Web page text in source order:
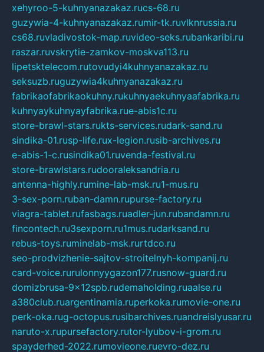
xehyroo-5-kuhnyanazakaz.rucs-68.ru
guzywia-4-kuhnyanazakaz.rumir-tk.ruvlknrussia.ru
cs68.ruvladivostok-map.ruvideo-seks.rubankaribi.ru
raszar.ruvskrytie-zamkov-moskva113.ru
lipetsktelecom.rutovudyi4kuhnyanazakaz.ru
seksuzb.ruguzywia4kuhnyanazakaz.ru
fabrikaofabrikaokuhny.rukuhnyaekuhnyaafabrika.ru
kuhnyaykuhnyayfabrika.rue-abis1c.ru
store-brawl-stars.rukts-services.rudark-sand.ru
sindika-01.rusp-life.rux-legion.rusib-archives.ru
e-abis-1-c.rusindika01.ruvenda-festival.ru
store-brawlstars.rudooraleksandria.ru
antenna-highly.rumine-lab-msk.ru1-mus.ru
3-sex-porn.ruban-damn.rupurse-factory.ru
viagra-tablet.rufasbags.ruadler-jun.rubandamn.ru
fincontech.ru3sexporn.ru1mus.rudarksand.ru
rebus-toys.ruminelab-msk.rurtdco.ru
seo-prodvizhenie-sajtov-stroitelnyh-kompanij.ru
card-voice.rurulonnyygazon177.rusnow-guard.ru
domizbrusa-9x12spb.rudemaholding.ruaalse.ru
a380club.ruargentinamia.ruperkoka.rumovie-one.ru
perk-oka.rug-octopus.rusibarchives.ruandreislyusar.ru
naruto-x.rupursefactory.rutor-lyubov-i-grom.ru
spayderhed-2022.rumovieone.ruevro-dez.ru